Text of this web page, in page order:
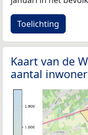
Toelichting
Kaart van de
aantal